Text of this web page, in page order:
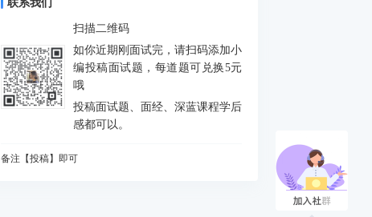
IMU测量方程是什么？噪声模型是什么？
动态场景对定位和建图分别有什么影响
如何判断是否出现激光退化情况，为什么会出
现？如何解决？
在vio做FEJ主要是为了防止哪个自由度由不可观
什么是NDT配准
联系我们
扫描二维码
如你近期刚面试完，请扫码添加小
编投稿面试题，每道题可兑换5元
哦
投稿面试题、面经、深蓝课程学后
感都可以。
备注【投稿】即可